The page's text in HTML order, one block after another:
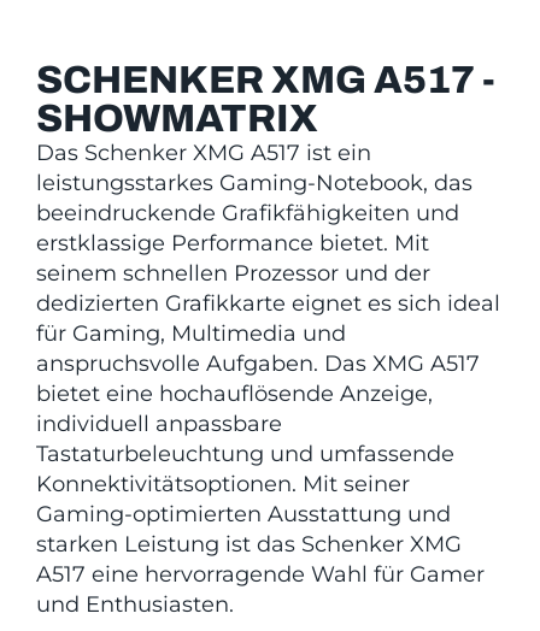
SCHENKER XMG A517 -
SHOWMATRIX
Das Schenker XMG A517 ist ein
leistungsstarkes Gaming-Notebook, das
beeindruckende Grafikfähigkeiten und
erstklassige Performance bietet. Mit
seinem schnellen Prozessor und der
dedizierten Grafikkarte eignet es sich ideal
für Gaming, Multimedia und
anspruchsvolle Aufgaben. Das XMG A517
bietet eine hochauflösende Anzeige,
individuell anpassbare
Tastaturbeleuchtung und umfassende
Konnektivitätsoptionen. Mit seiner
Gaming-optimierten Ausstattung und
starken Leistung ist das Schenker XMG
A517 eine hervorragende Wahl für Gamer
und Enthusiasten.